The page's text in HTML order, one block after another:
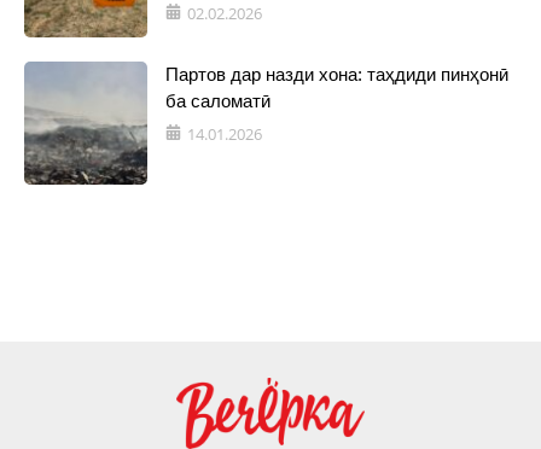
02.02.2026
Партов дар назди хона: таҳдиди пинҳонӣ
ба саломатӣ
14.01.2026